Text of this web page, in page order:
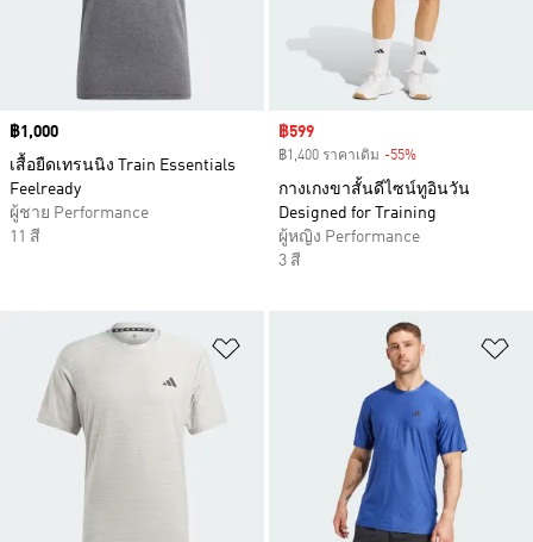
Price
฿1,000
เสื้อยืดเทรนนิง Train Essentials
Feelready
ผู้ชาย Performance
11 สี
Sale price
฿599
฿1,400 ราคาเดิม -55%
กางเกงขาสั้นดีไซน์ทูอินวัน
Designed for Training
ผู้หญิง Performance
3 สี
เพิ่มไปยังรายการสินค้าโปรด